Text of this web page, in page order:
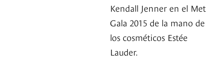
Kendall Jenner en el Met
Gala 2015 de la mano de
los cosméticos Estée
Lauder.